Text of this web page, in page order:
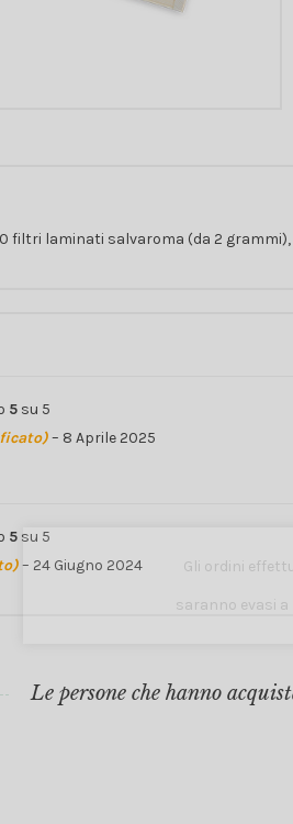
filtri laminati salvaroma (da 2
5su 5
– 8 Aprile 2025
5su 5
– 24 Giugno 2024
Le persone che hanno
Gli ordini
saranno evasi